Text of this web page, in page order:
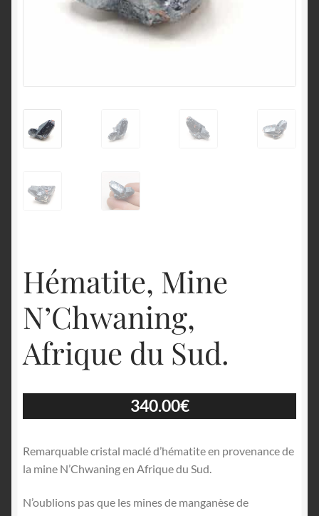
Hématite, Mine
N’Chwaning,
Afrique du Sud.
340.00€
Remarquable cristal maclé d’hématite en provenance de
la mine N’Chwaning en Afrique du Sud.
N’oublions pas que les mines de manganèse de